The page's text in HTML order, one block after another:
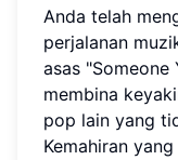
Anda telah
perjalanan
asas "Someone
membina
pop lain yang
Kemahiran